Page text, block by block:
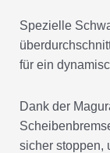
Spezielle
für ein
Dank der
sicher stoppen,